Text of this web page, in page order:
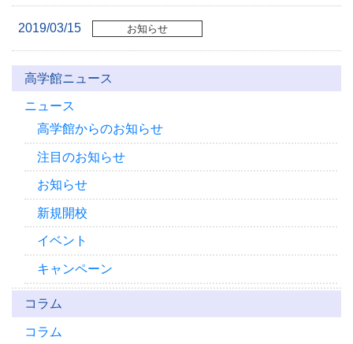
2019/03/15 お知らせ
高学館ニュース
ニュース
高学館からのお知らせ
注目のお知らせ
お知らせ
新規開校
イベント
キャンペーン
コラム
コラム